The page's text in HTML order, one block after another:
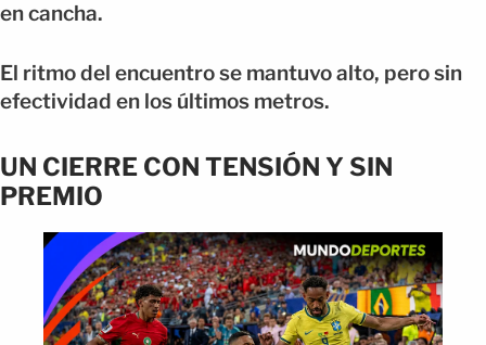
en cancha.
El ritmo del encuentro se mantuvo alto, pero sin
efectividad en los últimos metros.
UN CIERRE CON TENSIÓN Y SIN
PREMIO